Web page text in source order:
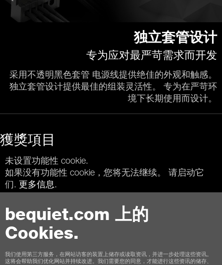
bequiet.com 上的
Cookies.
我们使用第三方服务，在网站访客的装置上储存或读取资讯，并进一步处理这些资讯。
这将会帮助我们优化网站并持续改进。我们需要您的同意，才能进行这些资讯的储存、
独立套管设计
专为应对最严苛需求而开发
采用不透明黑色套管 电源线提供绝佳的外观和触感。
独立套管设计提供最佳的组装灵活性。 专为在严苛环
境下长期使用而设计。
獲獎項目
未设置功能性 cookie.
如果没有功能性 cookie，您将无法继续。 请启动它
们. 更多信息.